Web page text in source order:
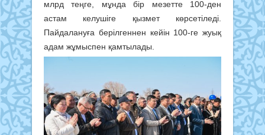
млрд теңге, мұнда бір мезетте 100-ден
астам келушіге қызмет көрсетіледі.
Пайдалануға берілгеннен кейін 100-ге жуық
адам жұмыспен қамтылады.